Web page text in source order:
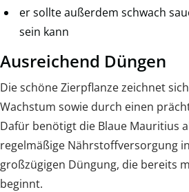
er sollte außerdem schwach
sein kann
Ausreichend Düngen
Die schöne Zierpflanze zeichnet
Wachstum sowie durch einen
Dafür benötigt die Blaue Mauritius
regelmäßige Nährstoffversorgung
großzügigen Düngung, die bereits
beginnt.